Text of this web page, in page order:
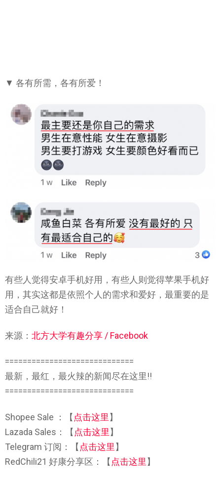
▼ 各有所需，各有所爱！
有些人觉得安卓手机好用，有些人则觉得苹果手机好
用，其实这都是依照个人的需求和爱好，最重要的是
适合自己就好！
来源： 北方大学有趣分享 / Facebook
=============================
最新，最红，最火辣的新闻尽在这里!!
=============================
Shopee Sale ：【 点击这里 】
Lazada Sales：【 点击这里 】
Telegram 订阅：【 点击这里 】
RedChili21 好康分享区：【 点击这里 】